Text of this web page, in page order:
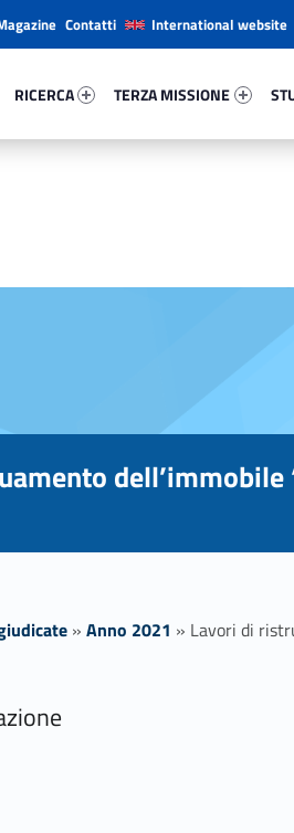
RICERCA
TERZA MISSIONE
Contatti International website
dell’immobile
» Anno 2021 » Lavori di